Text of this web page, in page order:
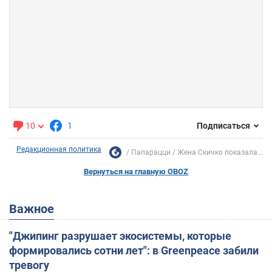
10 1 Подписаться
Редакционная политика Папарацци Жена Скичко показала...
Вернуться на главную OBOZ
Важное
"Джипинг разрушает экосистемы, которые
формировались сотни лет": в Greenpeace забили
тревогу